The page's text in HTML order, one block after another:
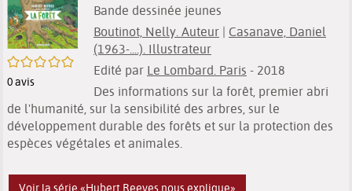
/5
0avis
Bande dessinée jeunes
Boutinot, Nelly. Auteur | Casanave, Daniel
(1963-....). Illustrateur
Edité par Le Lombard. Paris - 2018
Des informations sur la forêt, premier abri
de l'humanité, sur la sensibilité des arbres, sur le
développement durable des forêts et sur la protection des
espèces végétales et animales.
Voir la série «Hubert Reeves nous explique»